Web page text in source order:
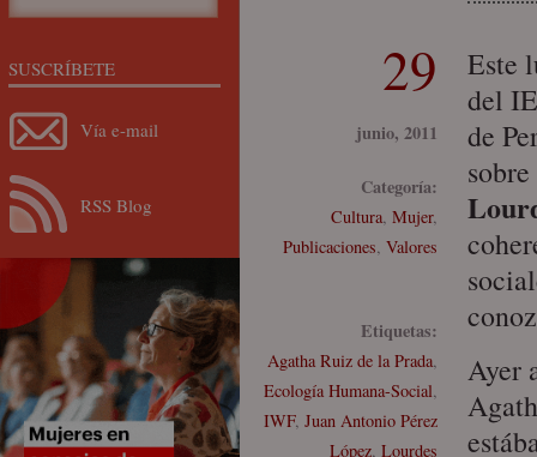
29
junio, 2011
Categoría:
Cultura, Mujer,
Publicaciones, Valores
Etiquetas:
Agatha Ruiz de la Prada,
Ecología Humana-Social,
IWF, Juan Antonio Pérez
López, Lourdes
Este
del
de
Ayer
SUSCRÍBETE
Vía e-mail
RSS Blog